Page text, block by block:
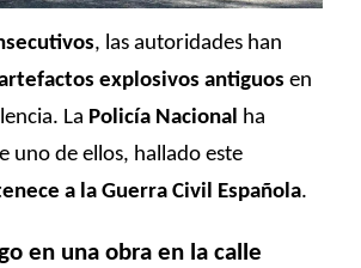
, las autoridades han
explosivos antiguos en
La Policía Nacional
ha
uno de ellos, hallado este
a la Guerra Civil Española.
en una obra en la calle